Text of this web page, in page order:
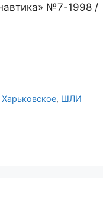
№7-1998 /
Харьковское, ШЛИ